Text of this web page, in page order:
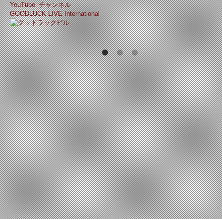
YouTube チャンネル
GOODLUCK LIVE International